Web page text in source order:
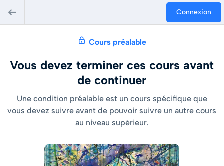
Connexion
Cours préalable
Vous devez terminer ces cours avant
de continuer
Une condition préalable est un cours spécifique que
vous devez suivre avant de pouvoir suivre un autre cours
au niveau supérieur.